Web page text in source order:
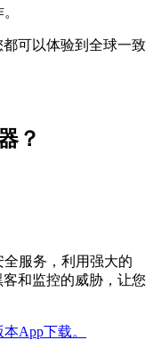
可以体验到全球一致
？
服务，利用强大的
和监控的威胁，让您
App下载。